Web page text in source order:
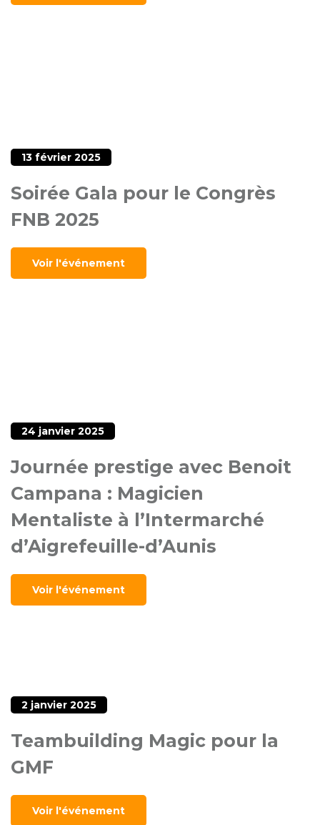
13 février 2025
Soirée Gala pour le Congrès
FNB 2025
Voir l'événement
24 janvier 2025
Journée prestige avec Benoit
Campana : Magicien
Mentaliste à l’Intermarché
d’Aigrefeuille-d’Aunis
Voir l'événement
2 janvier 2025
Teambuilding Magic pour la
GMF
Voir l'événement